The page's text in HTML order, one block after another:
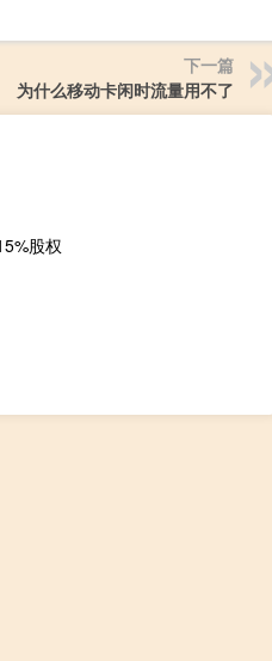
下一篇
为什么移动卡闲时流量用不了
股权